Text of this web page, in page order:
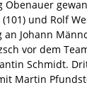
Obenauer
und Rolf
Johann
vor dem
Schmidt.
Martin